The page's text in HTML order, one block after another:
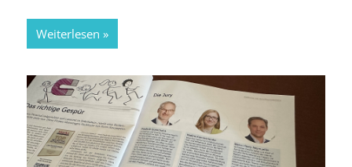
Weiterlesen